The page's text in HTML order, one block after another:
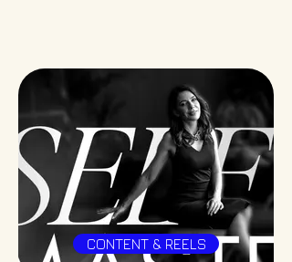
CONTENT & REELS